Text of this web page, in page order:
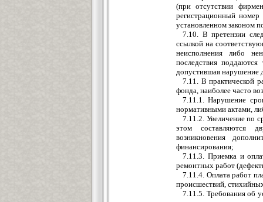
(при отсутствии
регистрационный
установленном законом
7.10. В претензии
ссылкой на
неисполнения либо
последствия
допустившая нарушение
7.11. В практической
фонда, наиболее часто
7.11.1. Нарушение
нормативными актами,
7.11.2. Увеличение по
этом составляются
возникновения
финансирования;
7.11.3. Приемка и
ремонтных работ
7.11.4. Оплата работ
происшествий,
7.11.5. Требования об